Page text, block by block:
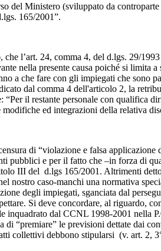
del Ministero (sviluppato da
165/2001”.
l’art. 24, comma 4, del d.lgs. 29/
nella presente causa poiché si limita
a che fare con gli impiegati che sono
dal comma 4 dell'articolo 2, la
“Per il restante personale con qualifica
modifiche ed integrazioni della relativa
di “violazione e falsa
pubblici e per il fatto che –in forza di
III del d.lgs 165/2001. Altrimenti
nostro caso-manchi una normativa
degli impiegati, sganciata dal
Si deve concordare, al riguardo,
inquadrato dal CCNL 1998-2001 nella
di “premiare” le previsioni dettate dai
collettivi debbono stipularsi (v. art. 2,